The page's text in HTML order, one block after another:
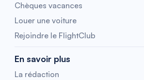
Chèques vacances
Louer une voiture
Rejoindre le FlightClub
En savoir plus
La rédaction